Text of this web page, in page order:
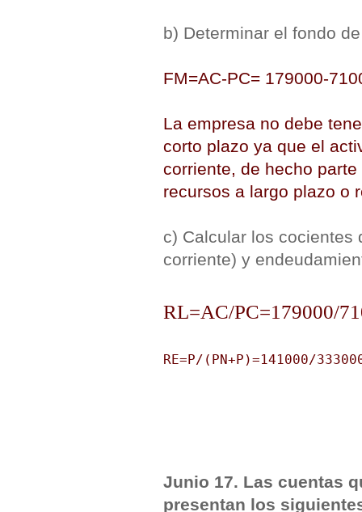
b) Determinar el fondo
FM=AC-PC= 179000-
La empresa no debe
corto plazo ya que el
corriente, de hecho
recursos a largo plazo o
c) Calcular los cocientes
corriente) y
RL=AC/PC=179000/
RE=P/(PN+P)=141000/
Junio 17. Las cuentas
presentan los